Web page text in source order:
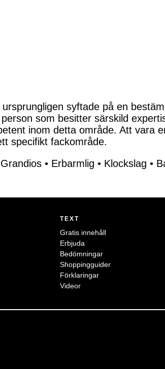
syftade på en
som besitter särskild
inom detta område. Att vara
specifikt fackområde.
Grandios • Erbarmlig • Klockslag •
TEXT
Gratis innehåll
Erbjuda
Bedömningar
Shoppingguider
Förklaringar
Videor